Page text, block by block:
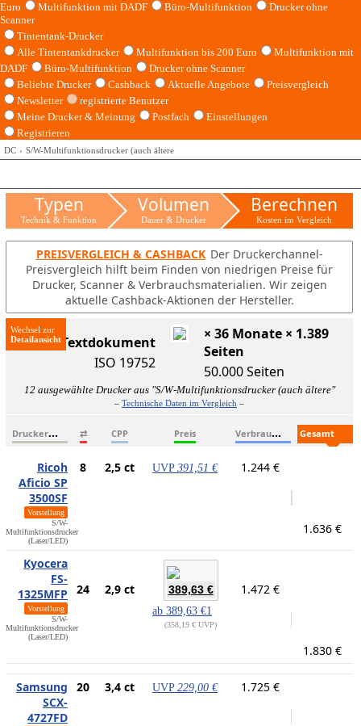
Euro
Multifunktion mit DADF Büro-Multifunktion
Drucker ohne
Scanner
Tintentank-Drucker
Alle Tintentankdrucker
Multifunktion bis 200 Euro
Multifunktion mit
DADF
Büro-Multifunktion
Drucker ohne Scanner
Beliebte Drucker
Cashback Aktuelle Angebote
Preisvergleich
Newsletter
registrierte Benutzer
Meine Drucker & Meinung
Postfach
Einstellungen
Registrieren
DC S/W-Multifunktionsdrucker (auch ältere
Typen
Technik & Funktion
Volumen
Dauer & Drucker
Berechnen
Kosten im Vergleich
PREISVERGLEICH & CASHBACK Der Druckerchannel-
Preisvergleich hilft beim Finden von niedrigen Preise für
Drucker, Scanner & Verbrauchsmaterialien. Wir zeigen
aktuelle Cashback-Aktionen der Hersteller.
Wechsel zur
ISO-Textdokument
ISO 19752
× 36 Monate × 1.389
Seiten
50.000 Seiten
12 ausgewählte Drucker aus "S/W-Multifunktionsdrucker (auch ältere"
– Technische Daten im Vergleich –
D
ruckername ⇄ CPP Preis V
erbrauchsmaterialien
Ricoh
Aficio SP
3500SF
Vorstellung
S/W-
Multifunktionsdrucker
(Laser/LED)
8 2,5 ct UVP 391,51 € 1.244 €
1.636 €
Kyocera
FS-
1325MFP
Vorstellung
S/W-
Multifunktionsdrucker
(Laser/LED)
24 2,9 ct 389,63 €
ab 389,63 €1
358,19 € UVP
1.472 €
1.830 €
Samsung
SCX-
4727FD
20 3,4 ct UVP 229,00 € 1.725 €